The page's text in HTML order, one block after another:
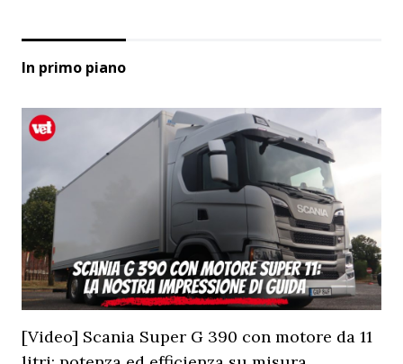
In primo piano
[Video] Scania Super G 390 con motore da 11